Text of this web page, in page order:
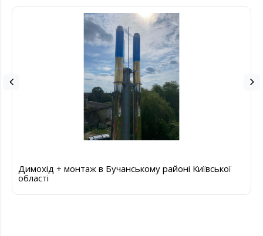
Димохід + монтаж в Бучанському районі Київської
області